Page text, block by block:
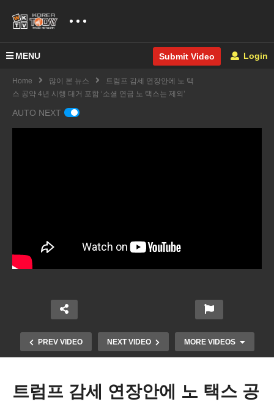
MENU Submit Video Login
Home 많이 본 뉴스
트럼프 감세 연장안에 노 택
스 공약 4년 시행 대거 포함 ‘소셜 연금 노 택스는 제외’
AUTO NEXT
PREV VIDEO NEXT VIDEO MORE VIDEOS
트럼프 감세 연장안에 노 택스 공